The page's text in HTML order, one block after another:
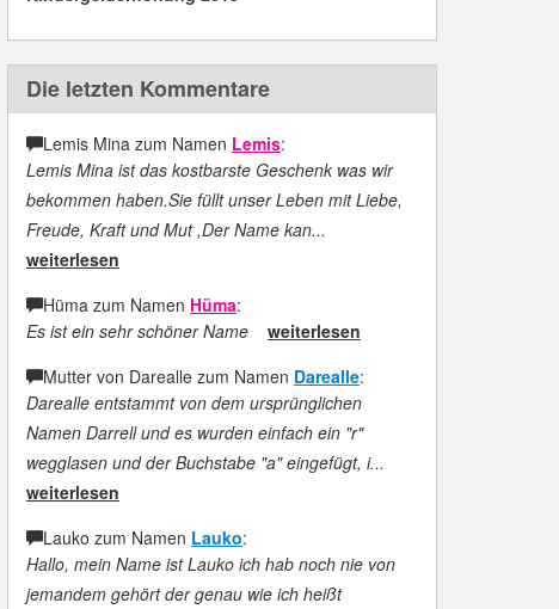
Die letzten Kommentare
Lemis Mina zum Namen Lemis:
Lemis Mina ist das kostbarste Geschenk was wir
bekommen haben.Sie füllt unser Leben mit Liebe,
Freude, Kraft und Mut ,Der Name kan...
weiterlesen
Hüma zum Namen Hüma:
Es ist ein sehr schöner Name
weiterlesen
Mutter von Darealle zum Namen Darealle:
Darealle entstammt von dem ursprünglichen
Namen Darrell und es wurden einfach ein "r"
wegglasen und der Buchstabe "a" eingefügt, i...
weiterlesen
Lauko zum Namen Lauko:
Hallo, mein Name ist Lauko ich hab noch nie von
jemandem gehört der genau wie ich heißt